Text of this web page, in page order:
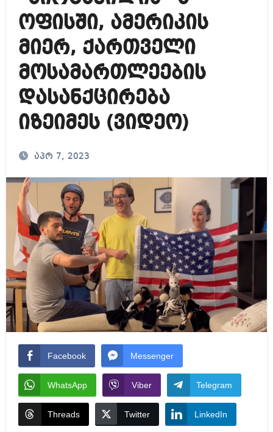
ოფისში, ამერიკის
მიერ, ქართველი
მოსამართლეების
დასანქცირება
იზეიმეს (ვიდეო)
აპრ 7, 2023
Facebook Messenger
WhatsApp Viber Telegram
Threads Twitter LinkedIn